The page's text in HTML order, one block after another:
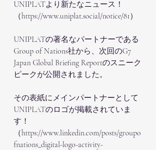
UNIPLATより新たなニュース！
（https://www.uniplat.social/notice/81）
UNIPLATの著名なパートナーである
Group of Nations社から、次回のG7
Japan Global Briefing Reportのスニーク
ピークが公開されました。
その表紙にメインパートナーとして
UNIPLATのロゴが掲載されていま
す！
（https://www.linkedin.com/posts/groupo
fnations_digital-logo-activity-